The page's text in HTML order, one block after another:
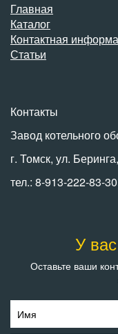
Главная
Каталог
Контактная
Статьи
Контакты
Завод котельного
г. Томск, ул.
тел.: 8-913-222-83-
У
Оставьте ваши
Имя